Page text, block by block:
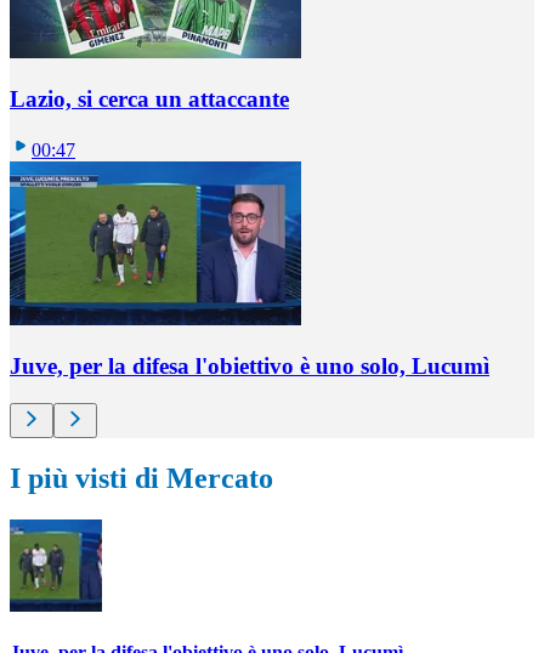
Lazio, si cerca un attaccante
00:47
Juve, per la difesa l'obiettivo è uno solo, Lucumì
I più visti di Mercato